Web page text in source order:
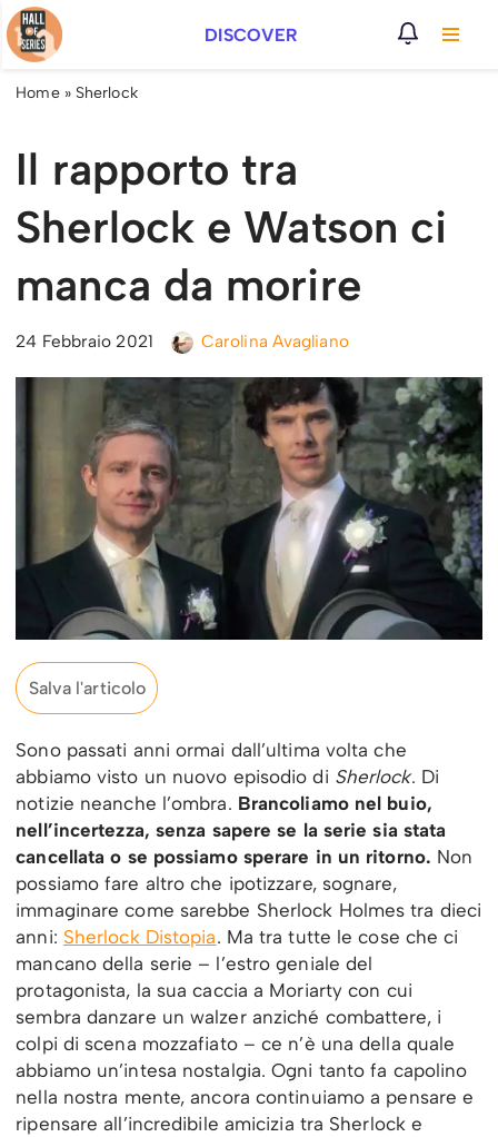
Vai
al
DISCOVER
Home» Sherlock
Il rapporto tra
Sherlock e Watson ci
manca da morire
24 Febbraio 2021 Carolina Avagliano
Salva l'articolo
Sono passati anni ormai dall’ultima volta che
abbiamo visto un nuovo episodio di Sherlock. Di
notizie neanche l’ombra. Brancoliamo nel buio,
nell’incertezza, senza sapere se la serie sia stata
cancellata o se possiamo sperare in un ritorno. Non
possiamo fare altro che ipotizzare, sognare,
immaginare come sarebbe Sherlock Holmes tra dieci
anni: Sherlock Distopia. Ma tra tutte le cose che ci
mancano della serie – l’estro geniale del
protagonista, la sua caccia a Moriarty con cui
sembra danzare un walzer anziché combattere, i
colpi di scena mozzafiato – ce n’è una della quale
abbiamo un’intesa nostalgia. Ogni tanto fa capolino
nella nostra mente, ancora continuiamo a pensare e
ripensare all’incredibile amicizia tra Sherlock e